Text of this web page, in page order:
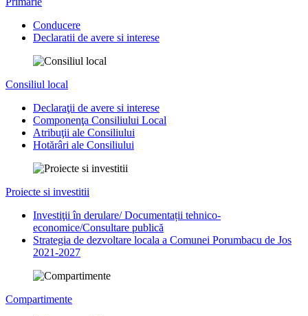
Conducere
Declaratii de avere si interese
Consiliul local
Declaraţii de avere si interese
Componenţa Consiliului Local
Atribuţii ale Consiliului
Hotărâri ale Consiliului
Proiecte si investitii
Investiţii în derulare/ Documentații tehnico-
economice/Consultare publică
Strategia de dezvoltare locala a Comunei Porumbacu de Jos
2021-2027
Compartimente